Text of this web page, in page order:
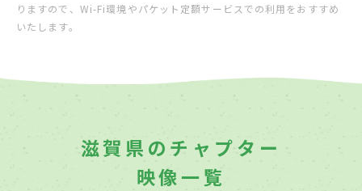
りますので、Wi-Fi環境やパケット定額サービスでの利用をおすすめ
いたします。
滋賀県のチャプター
映像一覧